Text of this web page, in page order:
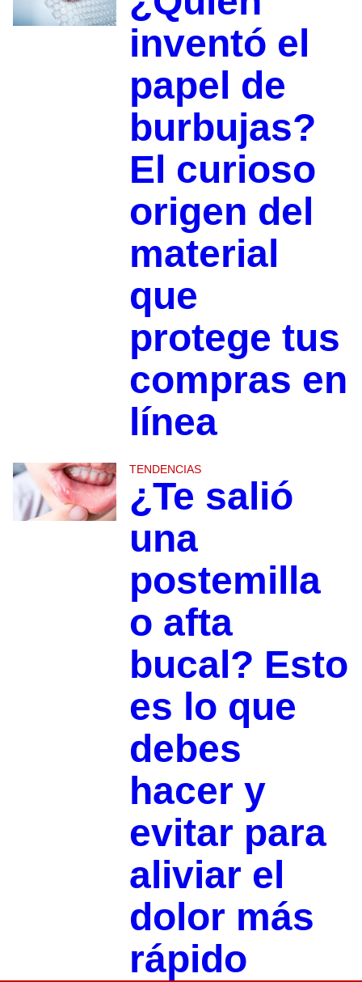
inventó el
papel de
burbujas?
El curioso
origen del
material
que
protege tus
compras en
línea
TENDENCIAS
¿Te salió
una
postemilla
o afta
bucal? Esto
es lo que
debes
hacer y
evitar para
aliviar el
dolor más
rápido